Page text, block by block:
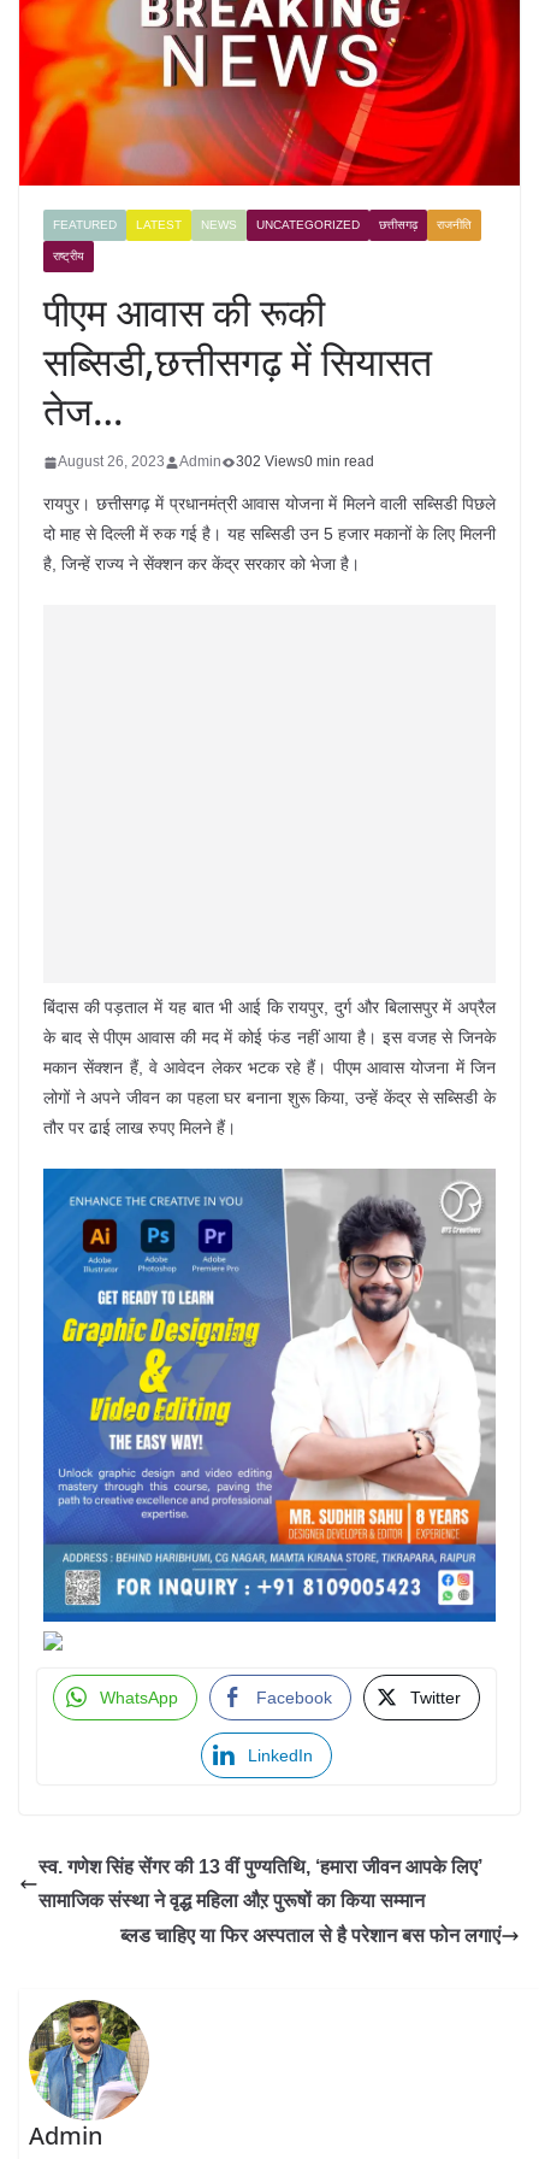
FEATURED LATEST NEWS UNCATEGORIZED छत्तीसगढ़ राजनीति
राष्ट्रीय
पीएम आवास की रूकी
सब्सिडी,छत्तीसगढ़ में सियासत
तेज…
August 26, 2023 Admin 302 Views0 min read
रायपुर। छत्तीसगढ़ में प्रधानमंत्री आवास योजना में मिलने वाली सब्सिडी पिछले
दो माह से दिल्ली में रुक गई है। यह सब्सिडी उन 5 हजार मकानों के लिए मिलनी
है, जिन्हें राज्य ने सेंक्शन कर केंद्र सरकार को भेजा है।
बिंदास की पड़ताल में यह बात भी आई कि रायपुर, दुर्ग और बिलासपुर में अप्रैल
के बाद से पीएम आवास की मद में कोई फंड नहीं आया है। इस वजह से जिनके
मकान सेंक्शन हैं, वे आवेदन लेकर भटक रहे हैं। पीएम आवास योजना में जिन
लोगों ने अपने जीवन का पहला घर बनाना शुरू किया, उन्हें केंद्र से सब्सिडी के
तौर पर ढाई लाख रुपए मिलने हैं।
WhatsApp Facebook Twitter
LinkedIn
स्व. गणेश सिंह सेंगर की 13 वीं पुण्यतिथि, ‘हमारा जीवन आपके लिए’
सामाजिक संस्था ने वृद्ध महिला औऱ पुरूषों का किया सम्मान
ब्लड चाहिए या फिर अस्पताल से है परेशान बस फोन लगाएं
Admin